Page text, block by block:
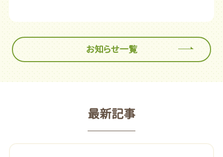
お知らせ一覧
最新記事